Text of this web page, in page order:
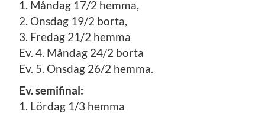
1. Måndag 17/2 hemma,
2. Onsdag 19/2 borta,
3. Fredag 21/2 hemma
Ev. 4. Måndag 24/2 borta
Ev. 5. Onsdag 26/2 hemma.
Ev. semifinal:
1. Lördag 1/3 hemma